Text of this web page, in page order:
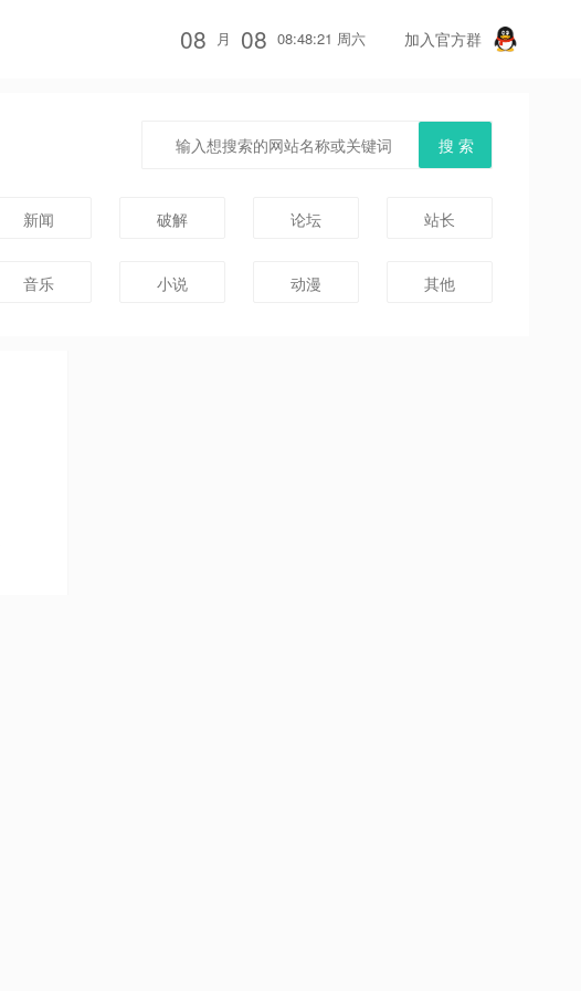
08 月 08 08:48:21 周六 加入官方群
新闻 破解 论坛 站长
音乐 小说 动漫 其他